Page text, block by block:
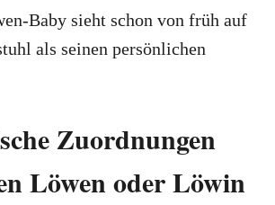
Baby sieht schon von früh auf
als seinen persönlichen
Zuordnungen
Löwen oder Löwin